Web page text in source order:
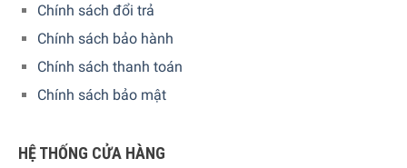
Cấp độ xay, bảng điều khiển
xay cùngchế độ Turbo, giúp tùy chỉnh độ nhuyễn theo nhu
Chính sách đổi trả
Chính sách bảo hành
Chính sách thanh toán
Chính sách bảo mật
HỆ THỐNG CỬA HÀNG